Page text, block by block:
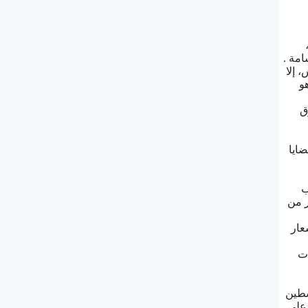
.
ﺇﻻ
ﺍﻟﺬﻱ ﻳﺤﺼﻞ ﻋﻠﻰ 70 ﻟﺘﺮ ﻓﻘﻂ ﻳﻮﻣﻴﺎ، ﺑﻴﻨﻤﺎ ﺍﻹﺳﺮﺍﺋﻴﻠﻲ ﻳﺤﺼﻞ ﻋﻠﻰ ﺃﻛﺜﺮ ﻣﻦ 200 ﻟﺘﺮ ﻣﻦ